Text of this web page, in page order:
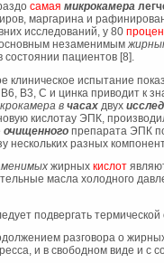
самая микрокамера
маргарина и
исследований, у 80
незаменимым
пациентов [8].
клиническое испытание
В6, В3, С и цинка приводит к
в часах двух
кислотау ЭПК,
очищенного препарата ЭПК
нескольких разных
жирных кислот
масла холодного
подвергать термической
разговора о
и в свободном виде и с